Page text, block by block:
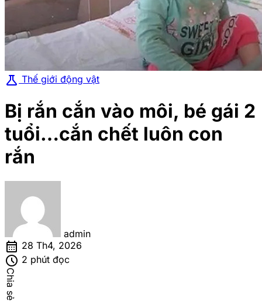
science Thế giới động vật
Bị rắn cắn vào môi, bé gái 2
tuổi…cắn chết luôn con
rắn
admin
calendar_month 28 Th4, 2026
schedule 2 phút đọc
Chia sẻ